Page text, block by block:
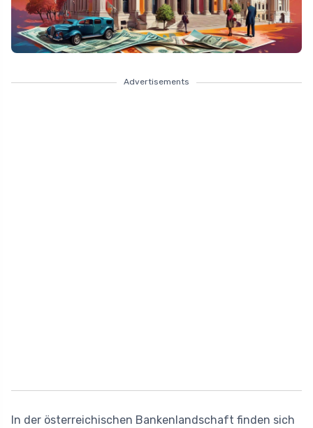
Advertisements
In der österreichischen Bankenlandschaft finden sich